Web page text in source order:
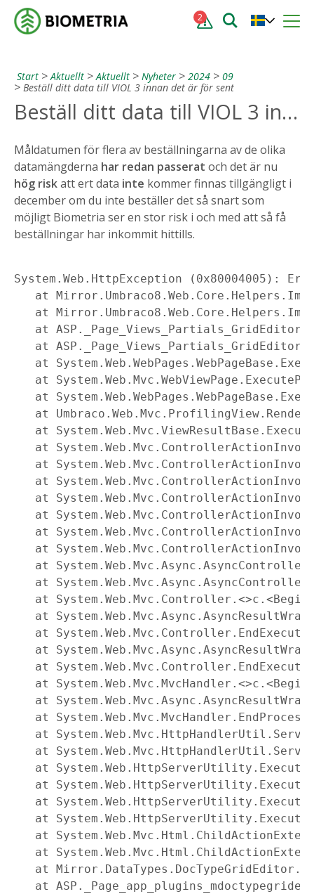
2
Start Aktuellt Aktuellt Nyheter 2024
09
Beställ ditt data till VIOL 3 innan det är för sent
Beställ ditt data till VIOL 3 innan det är för sent
Måldatumen för flera av beställningarna av de olika
datamängderna har redan passerat och det är nu
hög riskatt ert data inte kommer finnas tillgängligt i
december om du inte beställer det så snart som
möjligt Biometria ser en stor risk i och med att så få
beställningar har inkommit hittills.
System.Web.HttpException (0x80004005):
at
at
at
at
at
at
at
at
at
at
at
at
at
at
at
at
at
at
at
at
at
at
at
at
at
at
at
at
at
at
at
at
at
at
at
at